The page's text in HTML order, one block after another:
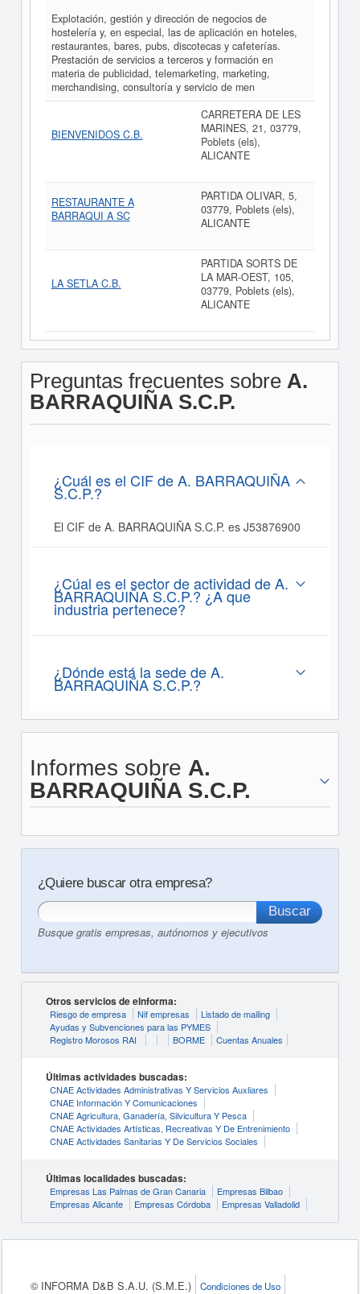
Explotación, gestión y dirección de negocios de
hostelería y, en especial, las de aplicación en hoteles,
restaurantes, bares, pubs, discotecas y cafeterías.
Prestación de servicios a terceros y formación en
materia de publicidad, telemarketing, marketing,
merchandising, consultoría y servicio de men
BIENVENIDOS C.B.
CARRETERA DE LES
MARINES, 21, 03779,
Poblets (els),
ALICANTE
RESTAURANTE A
BARRAQUI A SC
PARTIDA OLIVAR, 5,
03779, Poblets (els),
ALICANTE
LA SETLA C.B.
PARTIDA SORTS DE
LA MAR-OEST, 105,
03779, Poblets (els),
ALICANTE
Preguntas frecuentes sobre A.
BARRAQUIÑA S.C.P.
¿Cuál es el CIF de A. BARRAQUIÑA
S.C.P.?
El CIF de A. BARRAQUIÑA S.C.P. es J53876900
¿Cúal es el sector de actividad de A.
BARRAQUIÑA S.C.P.? ¿A que
industria pertenece?
¿Dónde está la sede de A.
BARRAQUIÑA S.C.P.?
Informes sobre A.
BARRAQUIÑA S.C.P.
¿Quiere buscar otra empresa?
Busque gratis empresas, autónomos y ejecutivos
Otros servicios de eInforma:
Riesgo de empresa Nif empresas
Listado de mailing
Ayudas y Subvenciones para las PYMES
Registro Morosos RAI
BORME Cuentas Anuales
Últimas actividades buscadas:
CNAE Actividades Administrativas Y Servicios Auxliares
CNAE Información Y Comunicaciones
CNAE Agricultura, Ganadería, Silvicultura Y Pesca
CNAE Actividades Artísticas, Recreativas Y De Entrenimiento
CNAE Actividades Sanitarias Y De Servicios Sociales
Últimas localidades buscadas:
Empresas Las Palmas de Gran Canaria
Empresas Bilbao
Empresas Alicante
Empresas Córdoba Empresas Valladolid
© INFORMA D&B S.A.U. (S.M.E.) Condiciones de Uso